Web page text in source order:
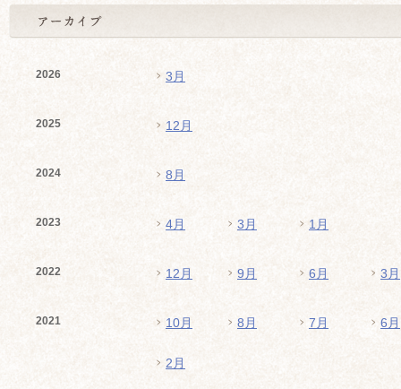
2026 3月
2025 12月
2024 8月
2023 4月 3月 1月
2022 12月 9月 6月 3月
2021 10月 8月 7月 6月
2月